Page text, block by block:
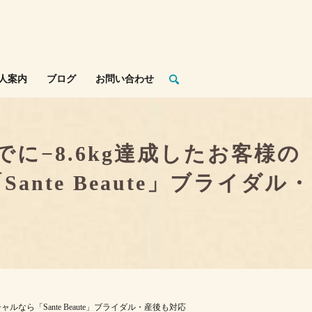
案内 ブログ お問い合わせ
に−8.6kg達成したお客様の
Beaute」ブライダル・
なら「Sante Beaute」ブライダル・産後も対応